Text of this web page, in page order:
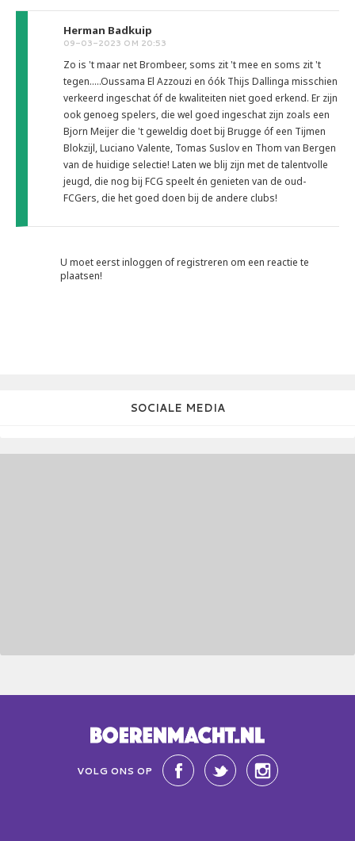
Herman Badkuip
09-03-2023 OM 20:53
Zo is 't maar net Brombeer, soms zit 't mee en soms zit 't
tegen.....Oussama El Azzouzi en óók Thijs Dallinga misschien
verkeerd ingeschat óf de kwaliteiten niet goed erkend. Er zijn
ook genoeg spelers, die wel goed ingeschat zijn zoals een
Bjorn Meijer die 't geweldig doet bij Brugge óf een Tijmen
Blokzijl, Luciano Valente, Tomas Suslov en Thom van Bergen
van de huidige selectie! Laten we blij zijn met de talentvolle
jeugd, die nog bij FCG speelt én genieten van de oud-
FCGers, die het goed doen bij de andere clubs!
U moet eerst inloggen of registreren om een reactie te
plaatsen!
SOCIALE MEDIA
VOLG ONS OP